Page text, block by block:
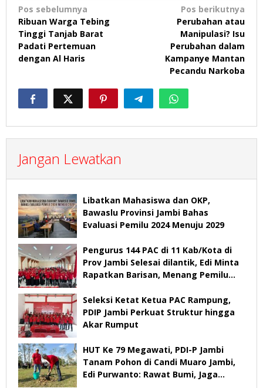
Navigasi
pos
Pos sebelumnya
Ribuan Warga Tebing
Tinggi Tanjab Barat
Padati Pertemuan
dengan Al Haris
Pos berikutnya
Perubahan atau
Manipulasi? Isu
Perubahan dalam
Kampanye Mantan
Pecandu Narkoba
Jangan Lewatkan
Libatkan Mahasiswa dan OKP,
Bawaslu Provinsi Jambi Bahas
Evaluasi Pemilu 2024 Menuju 2029
Pengurus 144 PAC di 11 Kab/Kota di
Prov Jambi Selesai dilantik, Edi Minta
Rapatkan Barisan, Menang Pemilu
Seleksi Ketat Ketua PAC Rampung,
PDIP Jambi Perkuat Struktur hingga
Akar Rumput
HUT Ke 79 Megawati, PDI-P Jambi
Tanam Pohon di Candi Muaro Jambi,
Edi Purwanto: Rawat Bumi, Jaga